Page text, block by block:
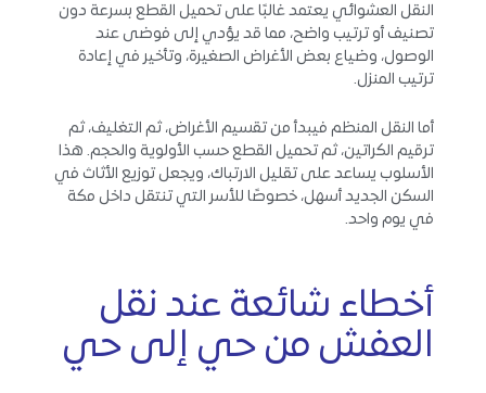
النقل العشوائي يعتمد غالبًا على تحميل القطع بسرعة دون
تصنيف أو ترتيب واضح، مما قد يؤدي إلى فوضى عند
الوصول، وضياع بعض الأغراض الصغيرة، وتأخير في إعادة
ترتيب المنزل.
أما النقل المنظم فيبدأ من تقسيم الأغراض، ثم التغليف، ثم
ترقيم الكراتين، ثم تحميل القطع حسب الأولوية والحجم. هذا
الأسلوب يساعد على تقليل الارتباك، ويجعل توزيع الأثاث في
السكن الجديد أسهل، خصوصًا للأسر التي تنتقل داخل مكة
في يوم واحد.
أخطاء شائعة عند نقل
العفش من حي إلى حي